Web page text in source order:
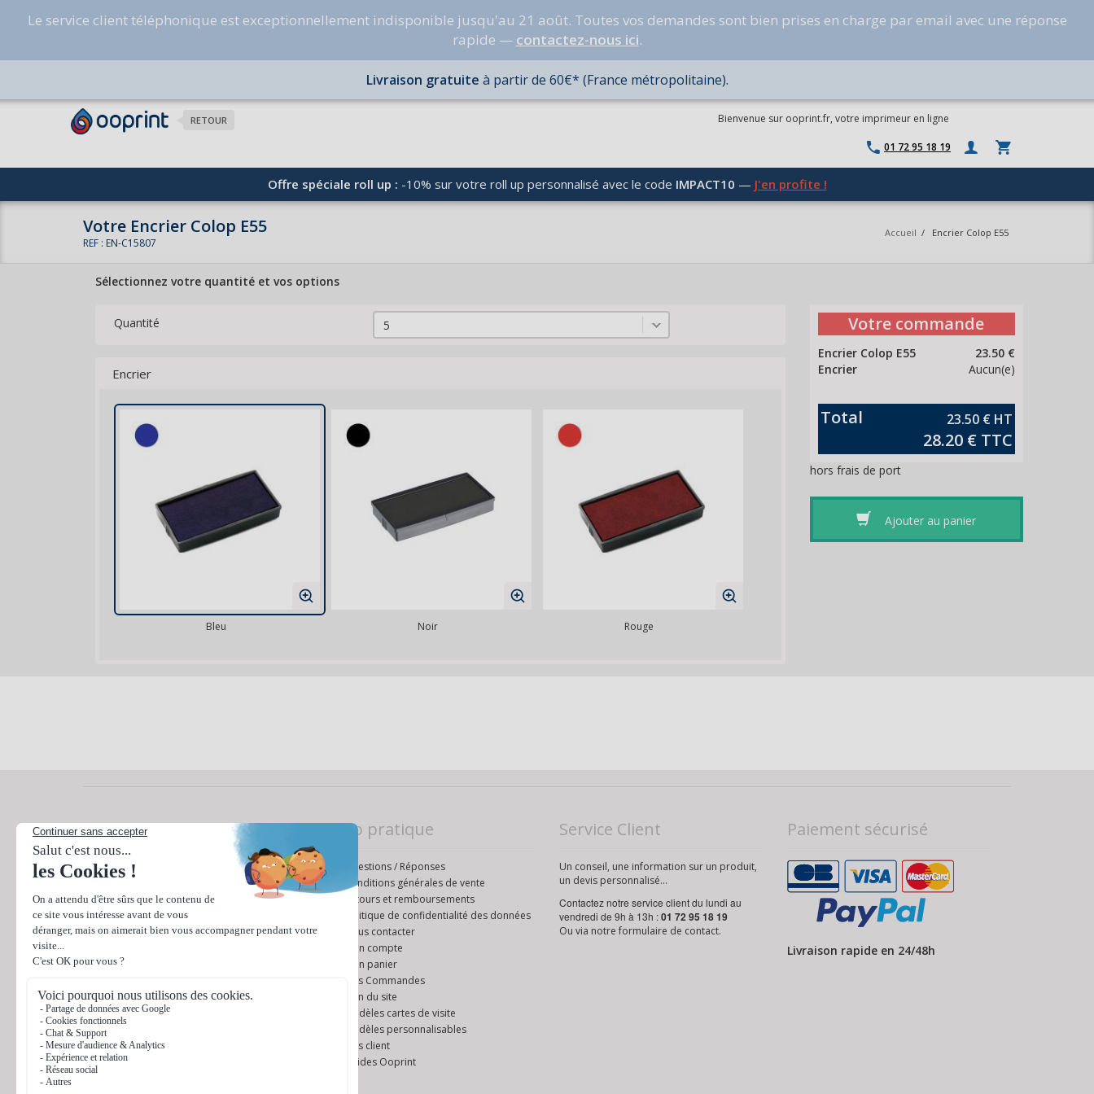
Le service client téléphonique est exceptionnellement indisponible jusqu'au 21 août. Toutes vos demandes sont bien prises en charge par email avec une réponse
rapide — contactez-nous ici.
Livraison gratuite à partir de 60€* (France métropolitaine).
RETOUR Bienvenue sur ooprint.fr, votre imprimeur en ligne
01 72 95 18 19
Offre spéciale roll up : -10% sur votre roll up personnalisé avec le code IMPACT10 — J'en profite !
Votre Encrier Colop E55
REF : EN-C15807
Accueil / Encrier Colop E55
Sélectionnez votre quantité et vos options
Quantité 5
Encrier
Bleu Noir Rouge
Votre commande
Encrier Colop E55
23.50 €
Encrier
Aucun(e)
Total 23.50 €
28.20 € TTC
hors frais de port
Ajouter au panier
Nos produits
Cartes de visite
Etiquettes et Autocollants
Flyers
Brochures / Documents
Têtes de lettre
Cartes de correspondance
Affiches
Kakémono
Dépliants / Plaquettes
Info pratique
Questions / Réponses
Conditions générales de vente
Retours et remboursements
Politique de confidentialité des données
Nous contacter
Mon compte
Mon panier
Mes Commandes
Plan du site
Modèles cartes de visite
Modèles personnalisables
Avis client
Guides Ooprint
Service Client
Un conseil, une information sur un produit,
un devis personnalisé...
Contactez notre service client du lundi au
vendredi de 9h à 13h :01 72 95 18 19
Ou via notre formulaire de contact.
Paiement sécurisé
Livraison rapide en 24/48h